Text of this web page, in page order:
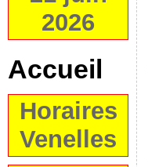
2026
Accueil
Horaires
Venelles